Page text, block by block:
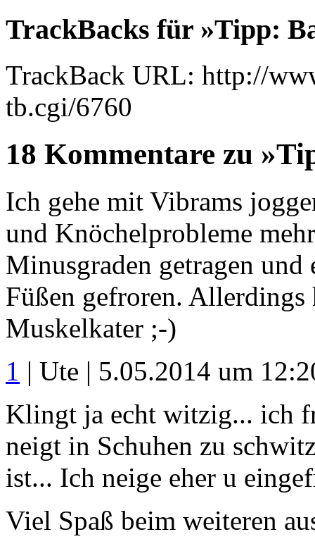
TrackBacks für »Tipp:
TrackBack URL: http://
tb.cgi/6760
18 Kommentare zu
Ich gehe mit Vibrams
und Knöchelprobleme
Minusgraden getragen
Füßen gefroren.
Muskelkater ;-)
1 | Ute | 5.05.2014 um
Klingt ja echt witzig... ich
neigt in Schuhen zu
ist... Ich neige eher u
Viel Spaß beim weiteren